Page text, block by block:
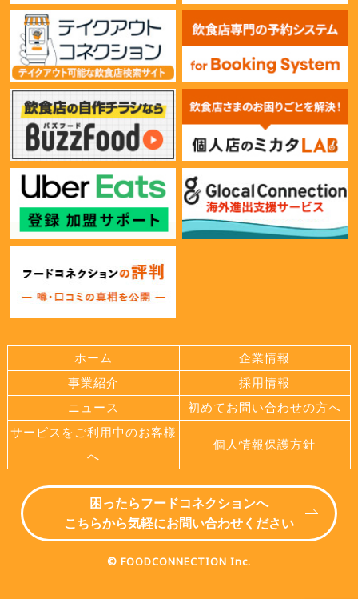
ホーム
企業情報
事業紹介
採用情報
ニュース
初めてお問い合わせの方へ
サービスをご利用中のお客様
へ
個人情報保護方針
困ったらフードコネクションへ
こちらから気軽にお問い合わせください
© FOODCONNECTION Inc.